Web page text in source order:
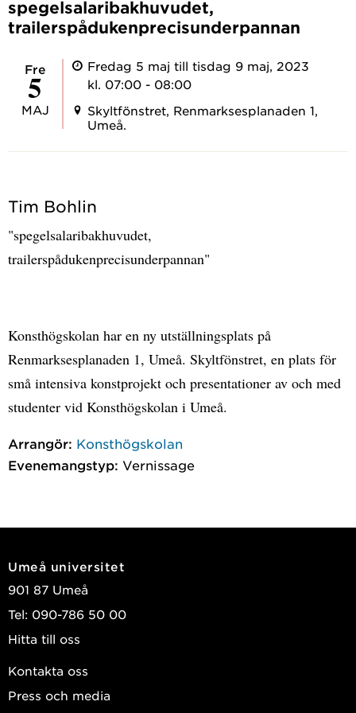
spegelsalaribakhuvudet,
trailerspådukenprecisunderpannan
fre
5
MAJ
Fredag 5 maj till tisdag 9 maj, 2023
kl. 07:00 - 08:00
Skyltfönstret, Renmarksesplanaden 1,
Umeå.
Tim Bohlin
"spegelsalaribakhuvudet,
trailerspådukenprecisunderpannan"
Konsthögskolan har en ny utställningsplats på
Renmarksesplanaden 1, Umeå. Skyltfönstret, en plats för
små intensiva konstprojekt och presentationer av och med
studenter vid Konsthögskolan i Umeå.
Arrangör: Konsthögskolan
Evenemangstyp: Vernissage
Umeå universitet
901 87 Umeå
Tel: 090-786 50 00
Hitta till oss
Kontakta oss
Press och media